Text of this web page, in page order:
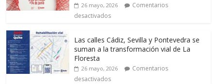
26 mayo, 2026
Comentarios
desactivados
Las calles Cádiz, Sevilla y Pontevedra se
suman a la transformación vial de La
Floresta
26 mayo, 2026
Comentarios
desactivados